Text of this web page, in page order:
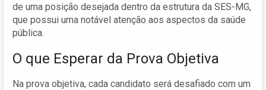
de uma posição desejada dentro da estrutura da SES-MG,
que possui uma notável atenção aos aspectos da saúde
pública.
O que Esperar da Prova Objetiva
Na prova objetiva, cada candidato será desafiado com um